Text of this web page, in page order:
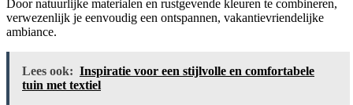
Door natuurlijke materialen en rustgevende kleuren te combineren,
verwezenlijk je eenvoudig een ontspannen, vakantievriendelijke
ambiance.
Lees ook: Inspiratie voor een stijlvolle en comfortabele
tuin met textiel